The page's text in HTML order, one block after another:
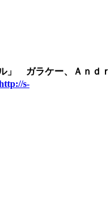
」 ガラケー、Ａｎｄｒ
s-